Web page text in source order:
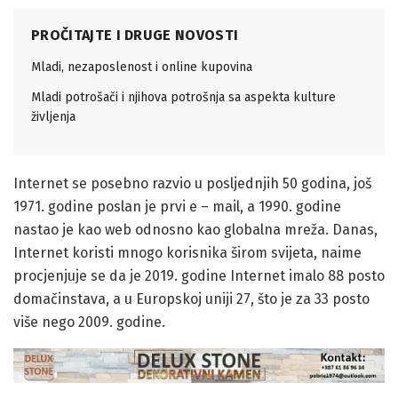
PROČITAJTE I DRUGE NOVOSTI
Mladi, nezaposlenost i online kupovina
Mladi potrošači i njihova potrošnja sa aspekta kulture
življenja
Internet se posebno razvio u posljednjih 50 godina, još
1971. godine poslan je prvi e – mail, a 1990. godine
nastao je kao web odnosno kao globalna mreža. Danas,
Internet koristi mnogo korisnika širom svijeta, naime
procjenjuje se da je 2019. godine Internet imalo 88 posto
domačinstava, a u Europskoj uniji 27, što je za 33 posto
više nego 2009. godine.